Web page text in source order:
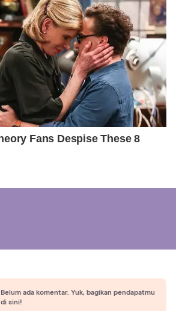
Belum ada komentar. Yuk, bagikan pendapatmu
di sini!